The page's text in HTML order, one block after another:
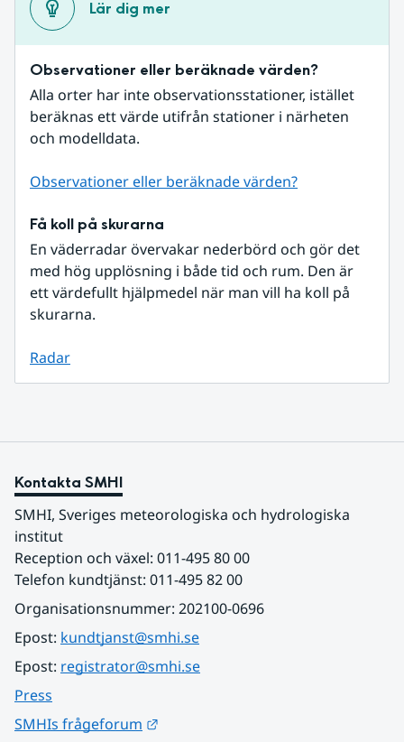
Lär dig mer
Observationer eller beräknade värden?
Alla orter har inte observationsstationer, istället
beräknas ett värde utifrån stationer i närheten
och modelldata.
Observationer eller beräknade värden?
Få koll på skurarna
En väderradar övervakar nederbörd och gör det
med hög upplösning i både tid och rum. Den är
ett värdefullt hjälpmedel när man vill ha koll på
skurarna.
Radar
Kontakta SMHI
SMHI, Sveriges meteorologiska och hydrologiska
institut
Reception och växel: 011-495 80 00
Telefon kundtjänst: 011-495 82 00
Organisationsnummer: 202100-0696
Epost: kundtjanst@smhi.se
Epost: registrator@smhi.se
Press
SMHIs frågeforum